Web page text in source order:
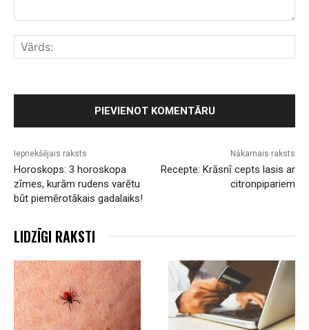
Iepriekšējais raksts
Horoskops: 3 horoskopa
zīmes, kurām rudens varētu
būt piemērotākais gadalaiks!
Nākamais raksts
Recepte: Krāsnī cepts lasis ar
citronpipariem
LIDZĪGI RAKSTI